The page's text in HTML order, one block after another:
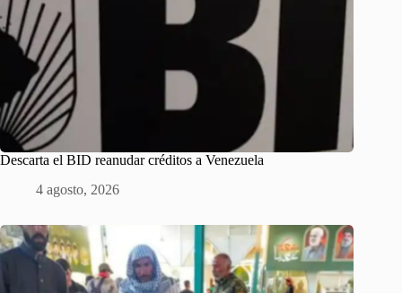
Descarta el BID reanudar créditos a Venezuela
4 agosto, 2026